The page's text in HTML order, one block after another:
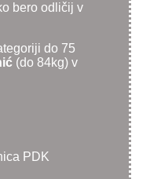
bero odličij v
do 75
(do 84kg) v
PDK